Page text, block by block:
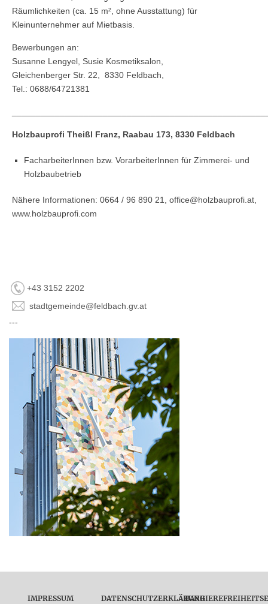
Räumlichkeiten (ca. 15 m², ohne Ausstattung) für
Kleinunternehmer auf Mietbasis.
Bewerbungen an:
Susanne Lengyel, Susie Kosmetiksalon,
Gleichenberger Str. 22, 8330 Feldbach,
Tel.: 0688/64721381
Holzbauprofi Theißl Franz, Raabau 173, 8330 Feldbach
FacharbeiterInnen bzw. VorarbeiterInnen für Zimmerei- und
Holzbaubetrieb
Nähere Informationen: 0664 / 96 890 21, office@holzbauprofi.at,
www.holzbauprofi.com
+43 3152 2202
stadtgemeinde@feldbach.gv.at
---
IMPRESSUM DATENSCHUTZERKLÄRUNG